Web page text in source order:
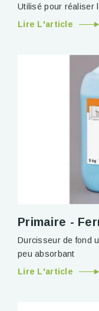
Utilisé pour réaliser
Lire L'article
Primaire -
Durcisseur de fond
peu absorbant
Lire L'article